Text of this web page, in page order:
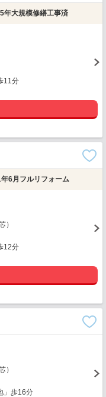
年大規模修繕工事済
11分
6月フルリフォーム
）
12分
）
」歩16分